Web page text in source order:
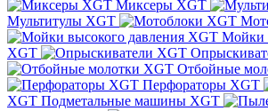
Миксеры XGT
Мультитулы XGT
Мойки
XGT
Отбойные
Перфораторы XGT
XGT Подметальные машины XGT